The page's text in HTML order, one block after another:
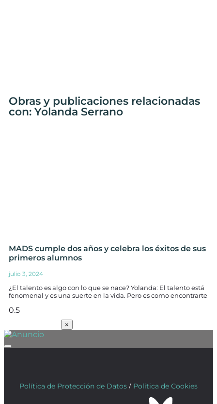
Obras y publicaciones relacionadas
con: Yolanda Serrano
MADS cumple dos años y celebra los éxitos de sus
primeros alumnos
julio 3, 2024
¿El talento es algo con lo que se nace? Yolanda: El talento está
fenomenal y es una suerte en la vida. Pero es como encontrarte
×
Política de Protección de Datos / Política de Cookies